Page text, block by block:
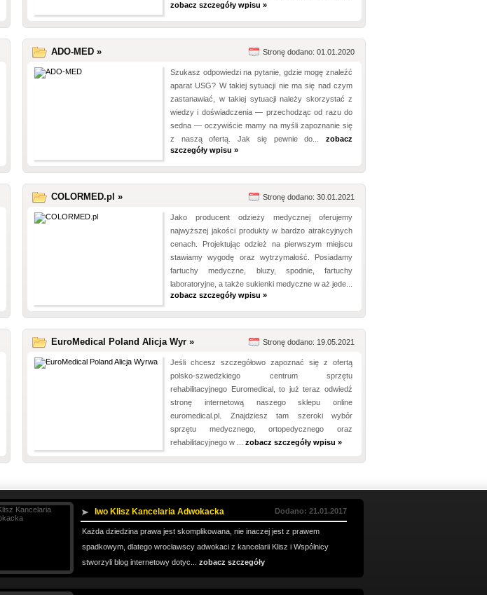
zobacz szczegóły wpisu »
ADO-MED » Stronę dodano: 01.01.2020
Szukasz odpowiedzi na pytanie, gdzie mogę znaleźć
aparat USG? W takiej sytuacji nie ma się nad czym
zastanawiać, w takiej sytuacji należy skorzystać z
wiedzy i doświadczenia — przechodząc od razu do
sedna — oczywiście mamy na myśli zapoznanie się
z naszą ofertą. Jak się pewnie do... zobacz
szczegóły wpisu »
COLORMED.pl » Stronę dodano: 30.01.2021
Jako producent odzieży medycznej oferujemy
najwyższej jakości produkty w bardzo atrakcyjnych
cenach. Projektując odzież na pierwszym miejscu
stawiamy wygodę oraz wytrzymałość. Posiadamy
fartuchy medyczne, bluzy, spodnie, fartuchy
laboratoryjne, a także sukienki medyczne w aż jede...
zobacz szczegóły wpisu »
EuroMedical Poland Alicja Wyr » Stronę dodano: 19.05.2021
Jeśli chcesz szczegółowo zapoznać się z ofertą
polsko-szwedzkiego centrum sprzętu
rehabilitacyjnego Euromedical, to już teraz odwiedź
stronę internetową naszego sklepu online
euromedical.pl. Znajdziesz tam szeroki wybór
sprzętu medycznego, ortopedycznego oraz
rehabilitacyjnego w ... zobacz szczegóły wpisu »
Iwo Klisz Kancelaria Adwokacka Dodano: 21.01.2017
Każda dziedzina prawa jest skomplikowana, nie inaczej jest z prawem
spadkowym, dlatego wrocławscy adwokaci z kancelarii Klisz i Wspólnicy
stworzyli blog internetowy dotyc... zobacz szczegóły